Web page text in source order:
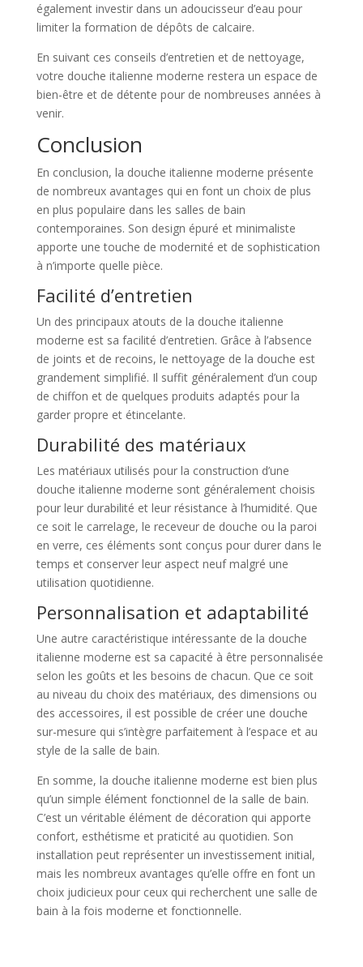
également investir dans un adoucisseur d’eau pour
limiter la formation de dépôts de calcaire.
En suivant ces conseils d’entretien et de nettoyage,
votre douche italienne moderne restera un espace de
bien-être et de détente pour de nombreuses années à
venir.
Conclusion
En conclusion, la douche italienne moderne présente
de nombreux avantages qui en font un choix de plus
en plus populaire dans les salles de bain
contemporaines. Son design épuré et minimaliste
apporte une touche de modernité et de sophistication
à n’importe quelle pièce.
Facilité d’entretien
Un des principaux atouts de la douche italienne
moderne est sa facilité d’entretien. Grâce à l’absence
de joints et de recoins, le nettoyage de la douche est
grandement simplifié. Il suffit généralement d’un coup
de chiffon et de quelques produits adaptés pour la
garder propre et étincelante.
Durabilité des matériaux
Les matériaux utilisés pour la construction d’une
douche italienne moderne sont généralement choisis
pour leur durabilité et leur résistance à l’humidité. Que
ce soit le carrelage, le receveur de douche ou la paroi
en verre, ces éléments sont conçus pour durer dans le
temps et conserver leur aspect neuf malgré une
utilisation quotidienne.
Personnalisation et adaptabilité
Une autre caractéristique intéressante de la douche
italienne moderne est sa capacité à être personnalisée
selon les goûts et les besoins de chacun. Que ce soit
au niveau du choix des matériaux, des dimensions ou
des accessoires, il est possible de créer une douche
sur-mesure qui s’intègre parfaitement à l’espace et au
style de la salle de bain.
En somme, la douche italienne moderne est bien plus
qu’un simple élément fonctionnel de la salle de bain.
C’est un véritable élément de décoration qui apporte
confort, esthétisme et praticité au quotidien. Son
installation peut représenter un investissement initial,
mais les nombreux avantages qu’elle offre en font un
choix judicieux pour ceux qui recherchent une salle de
bain à la fois moderne et fonctionnelle.